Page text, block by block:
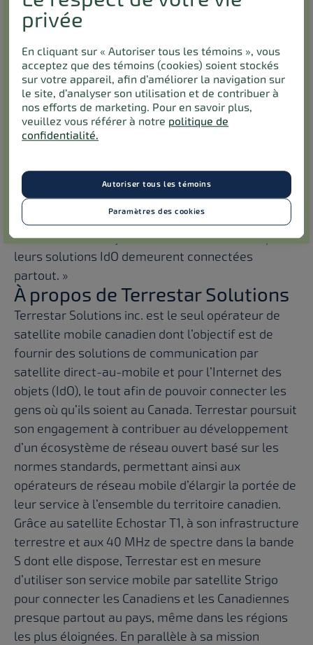
la seconde moitié de 2025.
Maor Efrati, cofondateur et directeur de la
technologie de Monogoto, a pour sa part déclaré :
« Nous croyons résolument à l’importance
d’étendre la connectivité traditionnelle jusque
dans les zones les plus reculées. L'abaissement
des barrières à la connectivité par satellite, par
l’entremise de modules prêts à l'emploi et de la
ouvrira de nouvelles possibilités dans tous les
secteurs d'activité. Ce partenariat avec Terrestar
permettra aux entreprises d'intégrer les capacités
satellitaires de façon fluide, en veillant à ce que
leurs solutions IdO demeurent connectées
partout. »
À propos de Terrestar Solutions
Terrestar Solutions inc. est le seul opérateur de
satellite mobile canadien dont l’objectif est de
fournir des solutions de communication par
satellite direct-au-mobile et pour l’Internet des
objets (IdO), le tout afin de pouvoir connecter les
gens où qu’ils soient au Canada. Terrestar poursuit
son engagement à contribuer au développement
d’un écosystème de réseau ouvert basé sur les
normes standards, permettant ainsi aux
opérateurs de réseau mobile d’élargir la portée de
leur service à l’ensemble du territoire canadien.
Grâce au satellite Echostar T1, à son infrastructure
terrestre et aux 40 MHz de spectre dans la bande
S dont elle dispose, Terrestar est en mesure
d’utiliser son service mobile par satellite Strigo
pour connecter les Canadiens et les Canadiennes
presque partout au pays, même dans les régions
les plus éloignées. En parallèle à sa mission
privée
En cliquant sur « Autoriser tous les témoins », vous
acceptez que des témoins (cookies) soient stockés
sur votre appareil, afin d’améliorer la navigation sur
le site, d’analyser son utilisation et de contribuer à
nos efforts de marketing. Pour en savoir plus,
veuillez vous référer à notre politique de
confidentialité.
Autoriser tous les témoins
Paramètres des cookies